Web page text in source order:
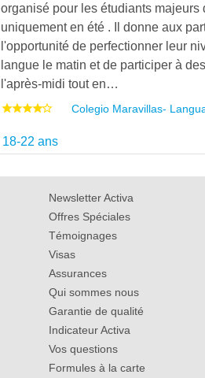
organisé pour les étudiants majeurs
uniquement en été . Il donne aux
l'opportunité de perfectionner leur
langue le matin et de participer à
l'après-midi tout en…
Colegio Maravillas-
18-22 ans
Newsletter Activa
Offres Spéciales
Témoignages
Visas
Assurances
Qui sommes nous
Garantie de qualité
Indicateur Activa
Vos questions
Formules à la carte